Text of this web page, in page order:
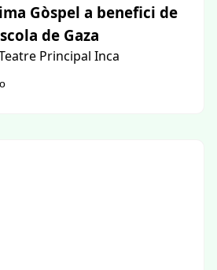
Gòspel a benefici de
de Gaza
Principal Inca